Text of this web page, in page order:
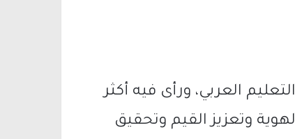
العربي، ورأى فيه أكثر
وتعزيز القيم وتحقيق